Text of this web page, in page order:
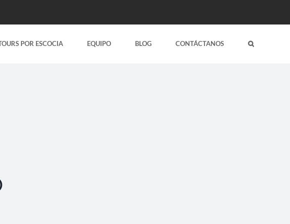
POR ESCOCIA EQUIPO BLOG CONTÁCTANOS